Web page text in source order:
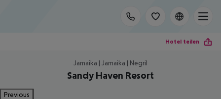
Hotel teilen
Jamaika | Jamaika | Negril
Sandy Haven Resort
Previous